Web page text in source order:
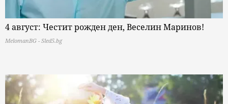
4 август: Честит рожден ден, Веселин Маринов!
MelomanBG - Sled5.bg